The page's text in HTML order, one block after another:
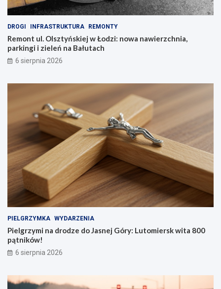
DROGI INFRASTRUKTURA REMONTY
Remont ul. Olsztyńskiej w Łodzi: nowa nawierzchnia,
parkingi i zieleń na Bałutach
6 sierpnia 2026
PIELGRZYMKA WYDARZENIA
Pielgrzymi na drodze do Jasnej Góry: Lutomiersk wita 800
pątników!
6 sierpnia 2026